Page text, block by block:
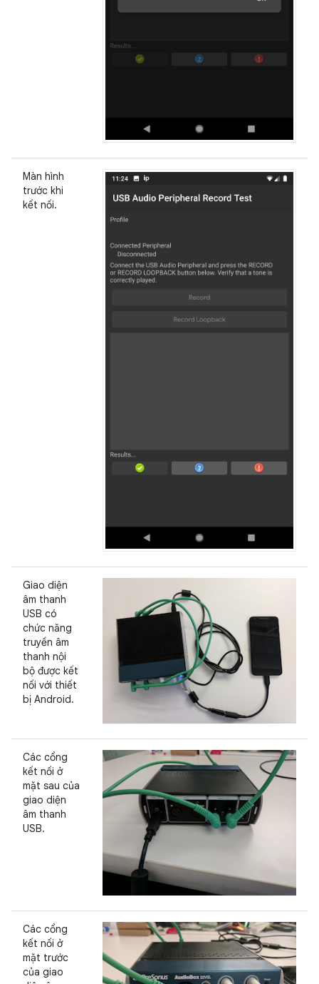
Màn hình
trước khi
kết nối.
Giao diện
âm thanh
USB có
chức năng
truyền âm
thanh nội
bộ được kết
nối với thiết
bị Android.
Các cổng
kết nối ở
mặt sau của
giao diện
âm thanh
USB.
Các cổng
kết nối ở
mặt trước
của giao